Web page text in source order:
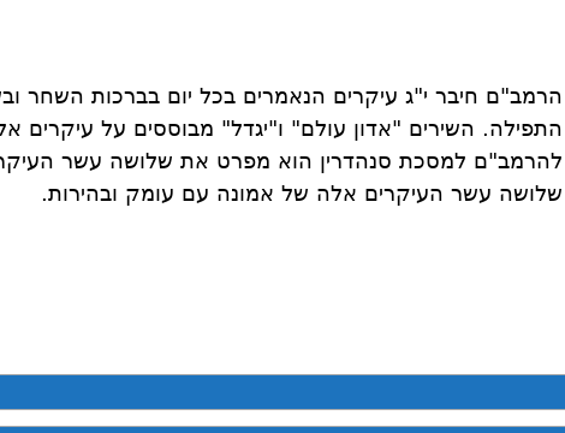
הרמב"ם חיבר י"ג עיקרים הנאמרים בכל יום בברכות השחר
התפילה. השירים "אדון עולם" ו"יגדל" מבוססים על עיקרים
להרמב"ם למסכת סנהדרין הוא מפרט את שלושה עשר
שלושה עשר העיקרים אלה של אמונה עם עומק ובהירות.